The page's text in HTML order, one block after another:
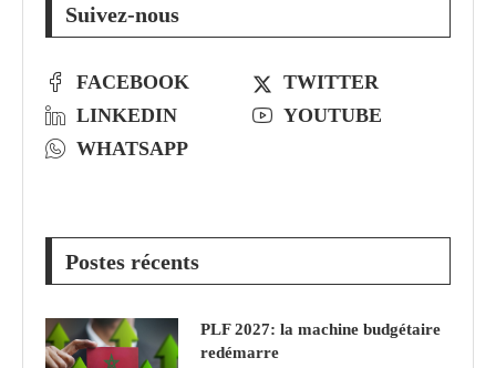
Suivez-nous
FACEBOOK
TWITTER
LINKEDIN
YOUTUBE
WHATSAPP
Postes récents
PLF 2027: la machine budgétaire
redémarre